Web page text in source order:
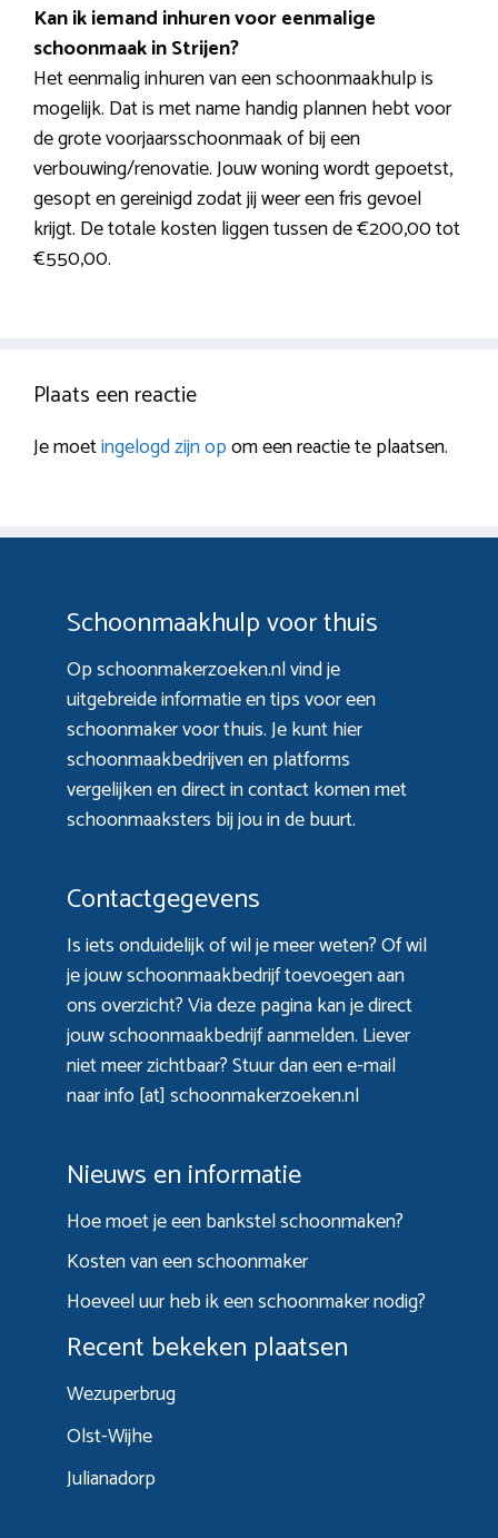
Kan ik iemand inhuren voor eenmalige
schoonmaak in Strijen?
Het eenmalig inhuren van een schoonmaakhulp is
mogelijk. Dat is met name handig plannen hebt voor
de grote voorjaarsschoonmaak of bij een
verbouwing/renovatie. Jouw woning wordt gepoetst,
gesopt en gereinigd zodat jij weer een fris gevoel
krijgt. De totale kosten liggen tussen de €200,00 tot
€550,00.
Plaats een reactie
Je moetingelogd zijn opom een reactie te plaatsen.
Schoonmaakhulp voor thuis
Op schoonmakerzoeken.nl vind je
uitgebreide informatie en tips voor een
schoonmaker voor thuis. Je kunt hier
schoonmaakbedrijven en platforms
vergelijken en direct in contact komen met
schoonmaaksters bij jou in de buurt.
Contactgegevens
Is iets onduidelijk of wil je meer weten? Of wil
je jouw schoonmaakbedrijf toevoegen aan
ons overzicht? Viadeze paginakan je direct
jouw schoonmaakbedrijf aanmelden. Liever
niet meer zichtbaar? Stuur dan een e-mail
naar info [at] schoonmakerzoeken.nl
Nieuws en informatie
Hoe moet je een bankstel schoonmaken?
Kosten van een schoonmaker
Hoeveel uur heb ik een schoonmaker nodig?
Recent bekeken plaatsen
Wezuperbrug
Olst-Wijhe
Julianadorp